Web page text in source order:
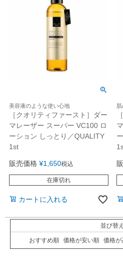
美容液のような使い心地
［クオリティファースト］ダー
マレーザー スーパー VC100 ロ
ーション しっとり／QUALITY
1st
販売価格 ¥1,650税込
在庫切れ
カートに入れる
並び替え
おすすめ順 価格が安い順 価格が